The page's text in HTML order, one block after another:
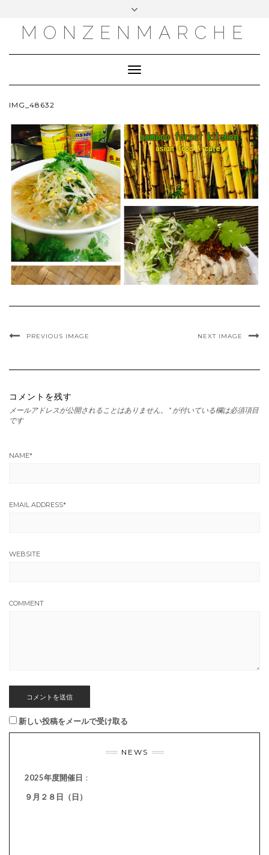
MONZENMARCHE
Toggle
Navigation
IMG_48632
PREVIOUS IMAGE NEXT IMAGE
コメントを残す
メールアドレスが公開されることはありません。 * が付いている欄は必須項目
です
NAME*
EMAIL ADDRESS*
WEBSITE
COMMENT
新しい投稿をメールで受け取る
NEWS
2025年度開催日 ：
９月２８日（日）